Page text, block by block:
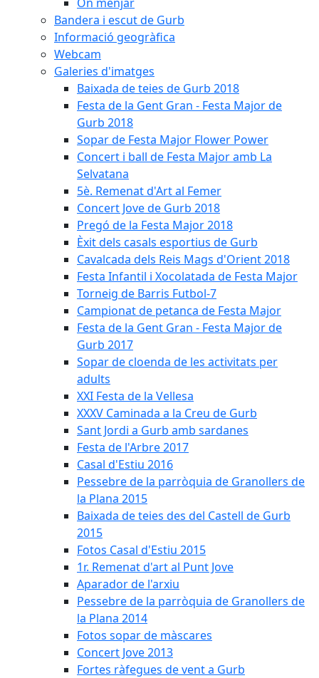
Bandera i escut de Gurb
Informació geogràfica
Webcam
Galeries d'imatges
Baixada de teies de Gurb 2018
Festa de la Gent Gran - Festa Major de
Gurb 2018
Sopar de Festa Major Flower Power
Concert i ball de Festa Major amb La
Selvatana
5è. Remenat d'Art al Femer
Concert Jove de Gurb 2018
Pregó de la Festa Major 2018
Èxit dels casals esportius de Gurb
Cavalcada dels Reis Mags d'Orient 2018
Festa Infantil i Xocolatada de Festa Major
Torneig de Barris Futbol-7
Campionat de petanca de Festa Major
Festa de la Gent Gran - Festa Major de
Gurb 2017
Sopar de cloenda de les activitats per
adults
XXI Festa de la Vellesa
XXXV Caminada a la Creu de Gurb
Sant Jordi a Gurb amb sardanes
Festa de l'Arbre 2017
Casal d'Estiu 2016
Pessebre de la parròquia de Granollers de
la Plana 2015
Baixada de teies des del Castell de Gurb
2015
Fotos Casal d'Estiu 2015
1r. Remenat d'art al Punt Jove
Aparador de l'arxiu
Pessebre de la parròquia de Granollers de
la Plana 2014
Fotos sopar de màscares
Concert Jove 2013
Fortes ràfegues de vent a Gurb